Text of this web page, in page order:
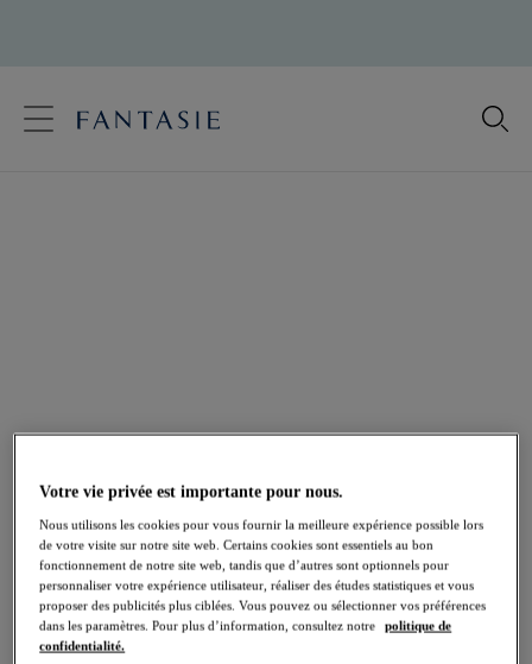
contact@fantasie.com
Nous contacter par téléphone
+33 04 37 59 80 37
Votre vie privée est importante pour nous.
Nous utilisons les cookies pour vous fournir la meilleure expérience possible lors
de votre visite sur notre site web. Certains cookies sont essentiels au bon
fonctionnement de notre site web, tandis que d’autres sont optionnels pour
personnaliser votre expérience utilisateur, réaliser des études statistiques et vous
proposer des publicités plus ciblées. Vous pouvez ou sélectionner vos préférences
dans les paramètres. Pour plus d’information, consultez notre
politique de
confidentialité.